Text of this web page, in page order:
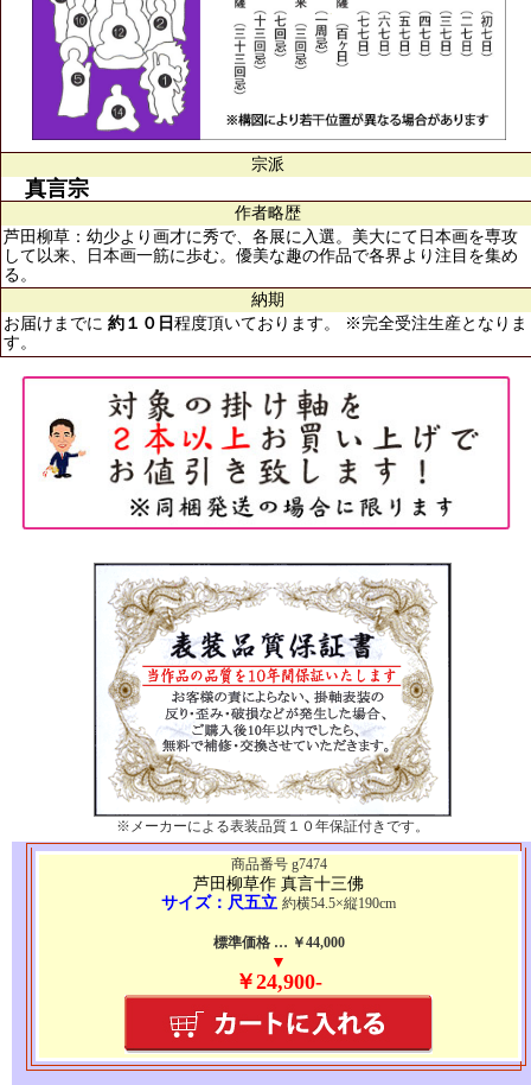
宗派
真言宗
作者略歴
芦田柳草：幼少より画才に秀で、各展に入選。美大にて日本画を専攻
して以来、日本画一筋に歩む。優美な趣の作品で各界より注目を集め
る。
納期
お届けまでに 約１０日 程度頂いております。 ※完全受注生産となりま
す。
※メーカーによる表装品質１０年保証付きです。
商品番号 g7474
芦田柳草作 真言十三佛
サイズ：尺五立 約横54.5×縦190cm
標準価格 … ￥44,000
▼
￥24,900-